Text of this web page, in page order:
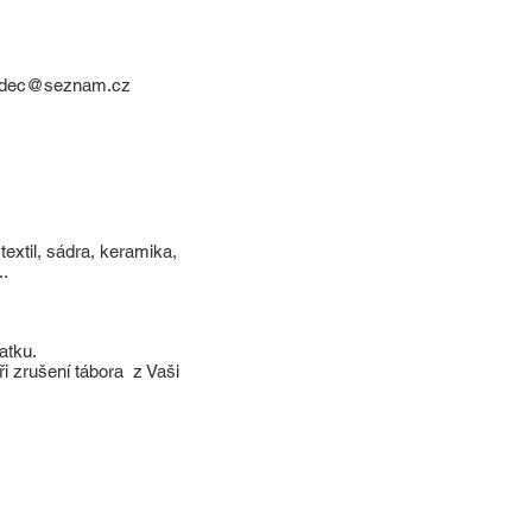
sádra, keramika,
zrušení tábora z Vaši